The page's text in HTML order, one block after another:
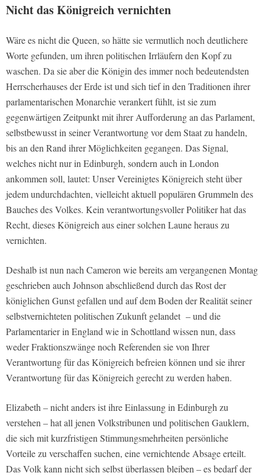
Nicht das Königreich vernichten
Wäre es nicht die Queen, so hätte sie vermutlich noch deutlichere
Worte gefunden, um ihren politischen Irrläufern den Kopf zu
waschen. Da sie aber die Königin des immer noch bedeutendsten
Herrscherhauses der Erde ist und sich tief in den Traditionen ihrer
parlamentarischen Monarchie verankert fühlt, ist sie zum
gegenwärtigen Zeitpunkt mit ihrer Aufforderung an das Parlament,
selbstbewusst in seiner Verantwortung vor dem Staat zu handeln,
bis an den Rand ihrer Möglichkeiten gegangen. Das Signal,
welches nicht nur in Edinburgh, sondern auch in London
ankommen soll, lautet: Unser Vereinigtes Königreich steht über
jedem undurchdachten, vielleicht aktuell populären Grummeln des
Bauches des Volkes. Kein verantwortungsvoller Politiker hat das
Recht, dieses Königreich aus einer solchen Laune heraus zu
vernichten.
Deshalb ist nun nach Cameron wie bereits am vergangenen Montag
geschrieben auch Johnson abschließend durch das Rost der
königlichen Gunst gefallen und auf dem Boden der Realität seiner
selbstvernichteten politischen Zukunft gelandet – und die
Parlamentarier in England wie in Schottland wissen nun, dass
weder Fraktionszwänge noch Referenden sie von Ihrer
Verantwortung für das Königreich befreien können und sie ihrer
Verantwortung für das Königreich gerecht zu werden haben.
Elizabeth – nicht anders ist ihre Einlassung in Edinburgh zu
verstehen – hat all jenen Volkstribunen und politischen Gauklern,
die sich mit kurzfristigen Stimmungsmehrheiten persönliche
Vorteile zu verschaffen suchen, eine vernichtende Absage erteilt.
Das Volk kann nicht sich selbst überlassen bleiben – es bedarf der